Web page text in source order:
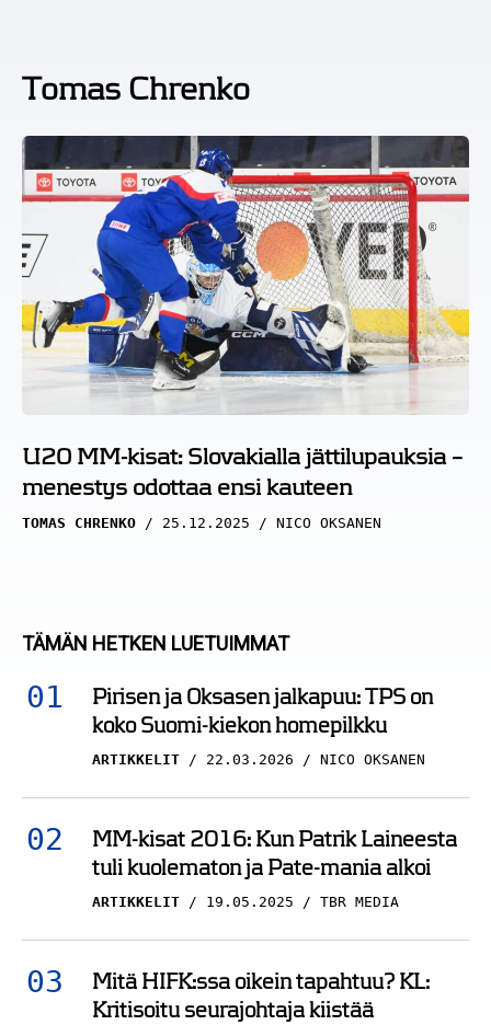
Tomas Chrenko
U20 MM-kisat: Slovakialla jättilupauksia –
menestys odottaa ensi kauteen
TOMAS CHRENKO 25.12.2025 NICO OKSANEN
TÄMÄN HETKEN LUETUIMMAT
Pirisen ja Oksasen jalkapuu: TPS on
koko Suomi-kiekon homepilkku
ARTIKKELIT 22.03.2026 NICO OKSANEN
MM-kisat 2016: Kun Patrik Laineesta
tuli kuolematon ja Pate-mania alkoi
ARTIKKELIT 19.05.2025 TBR MEDIA
Mitä HIFK:ssa oikein tapahtuu? KL:
Kritisoitu seurajohtaja kiistää